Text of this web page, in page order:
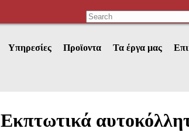
Υπηρεσίες Προϊοντα Τα έργα μας
Εκπτωτικά